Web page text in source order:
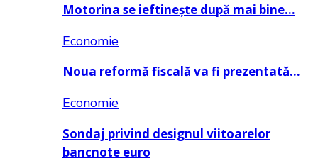
Motorina se ieftinește după mai bine…
Economie
Noua reformă fiscală va fi prezentată…
Economie
Sondaj privind designul viitoarelor
bancnote euro